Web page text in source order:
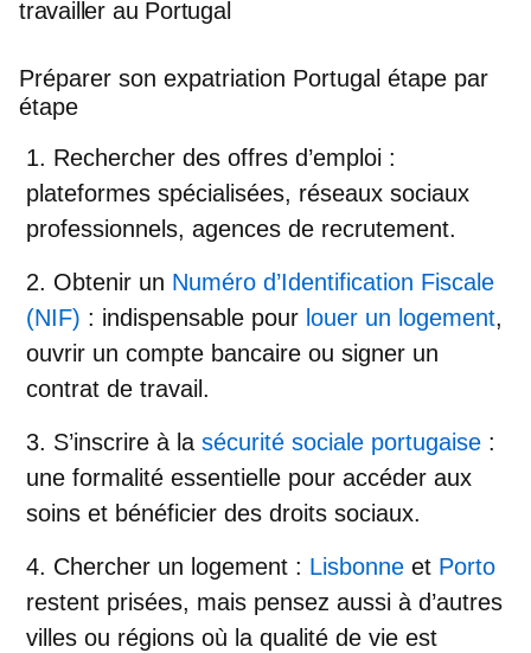
travailler au Portugal
Préparer son expatriation Portugal étape par
étape
Rechercher des offres d’emploi :
plateformes spécialisées, réseaux sociaux
professionnels, agences de recrutement.
Obtenir un Numéro d’Identification Fiscale
(NIF) : indispensable pour louer un logement,
ouvrir un compte bancaire ou signer un
contrat de travail.
S’inscrire à la sécurité sociale portugaise :
une formalité essentielle pour accéder aux
soins et bénéficier des droits sociaux.
Chercher un logement : Lisbonne et Porto
restent prisées, mais pensez aussi à d’autres
villes ou régions où la qualité de vie est